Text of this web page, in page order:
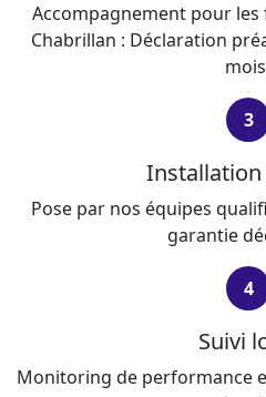
Accompagnement pour
Chabrillan : Déclaration
3
Pose par nos équipes
garantie
4
Suivi
Monitoring de performance